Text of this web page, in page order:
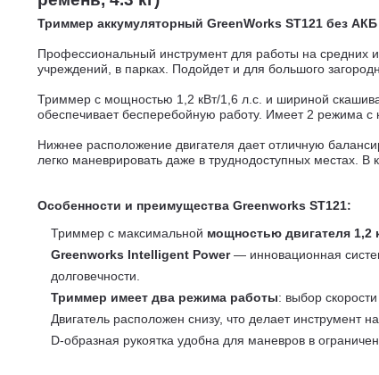
Триммер аккумуляторный GreenWorks ST121 без АКБ
Профессиональный инструмент для работы на средних
учреждений, в парках. Подойдет и для большого
Триммер с мощностью 1,2 кВт/1,6 л.с. и шириной
обеспечивает бесперебойную работу. Имеет 2 режима
Нижнее расположение двигателя дает отличную
легко маневрировать даже в труднодоступных местах.
Особенности и преимущества Greenworks ST121:
Триммер с максимальной мощностью двигателя 1,2
Greenworks Intelligent Power— инновационная
долговечности.
Триммер имеет два режима работы: выбор
Двигатель расположен снизу, что делает инструмент
D-образная рукоятка удобна для маневров в